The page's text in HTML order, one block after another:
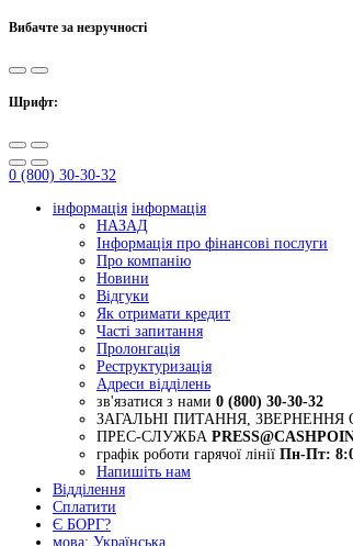
Вибачте за незручності
Шрифт:
0 (800) 30-30-32
інформація інформація
НАЗАД
Інформація про фінансові послуги
Про компанію
Новини
Відгуки
Як отримати кредит
Часті запитання
Пролонгація
Реструктуризація
Адреси відділень
зв'язатися з нами 0 (800) 30-30-32
ЗАГАЛЬНІ ПИТАННЯ, ЗВЕРНЕННЯ
ПРЕС-СЛУЖБА
графік роботи гарячої лінії Пн-Пт:
Напишіть нам
Відділення
Сплатити
Є БОРГ?
мова: Українська